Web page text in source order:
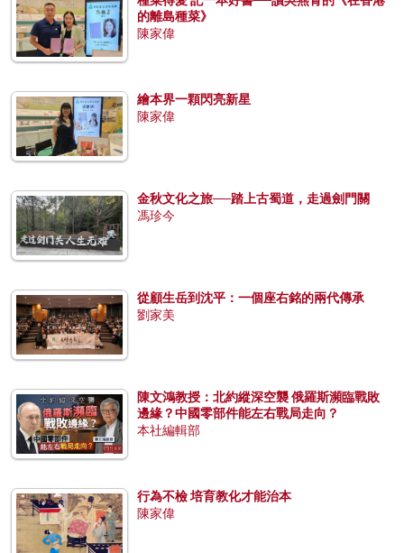
的離島種菜》
陳家偉
繪本界一顆閃亮新星
陳家偉
金秋文化之旅──踏上古蜀道，走過劍門關
馮珍今
從顧生岳到沈平：一個座右銘的兩代傳承
劉家美
陳文鴻教授：北約縱深空襲 俄羅斯瀕臨戰敗
邊緣？中國零部件能左右戰局走向？
本社編輯部
行為不檢 培育教化才能治本
陳家偉